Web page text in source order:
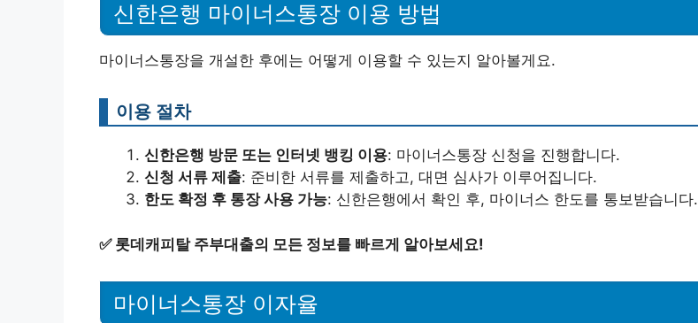
신한은행 마이너스통장 이용 방법
마이너스통장을 개설한 후에는 어떻게 이용할 수 있는지 알아볼게요.
이용 절차
신한은행 방문 또는 인터넷 뱅킹 이용: 마이너스통장 신청을 진행합니다.
신청 서류 제출: 준비한 서류를 제출하고, 대면 심사가 이루어집니다.
한도 확정 후 통장 사용 가능: 신한은행에서 확인 후, 마이너스 한도를 통보받습니다.
✅ 롯데캐피탈 주부대출의 모든 정보를 빠르게 알아보세요!
마이너스통장 이자율